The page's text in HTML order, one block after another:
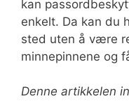
kan
enkelt. Da kan du
sted uten å være
minnepinnene og
Denne artikkelen